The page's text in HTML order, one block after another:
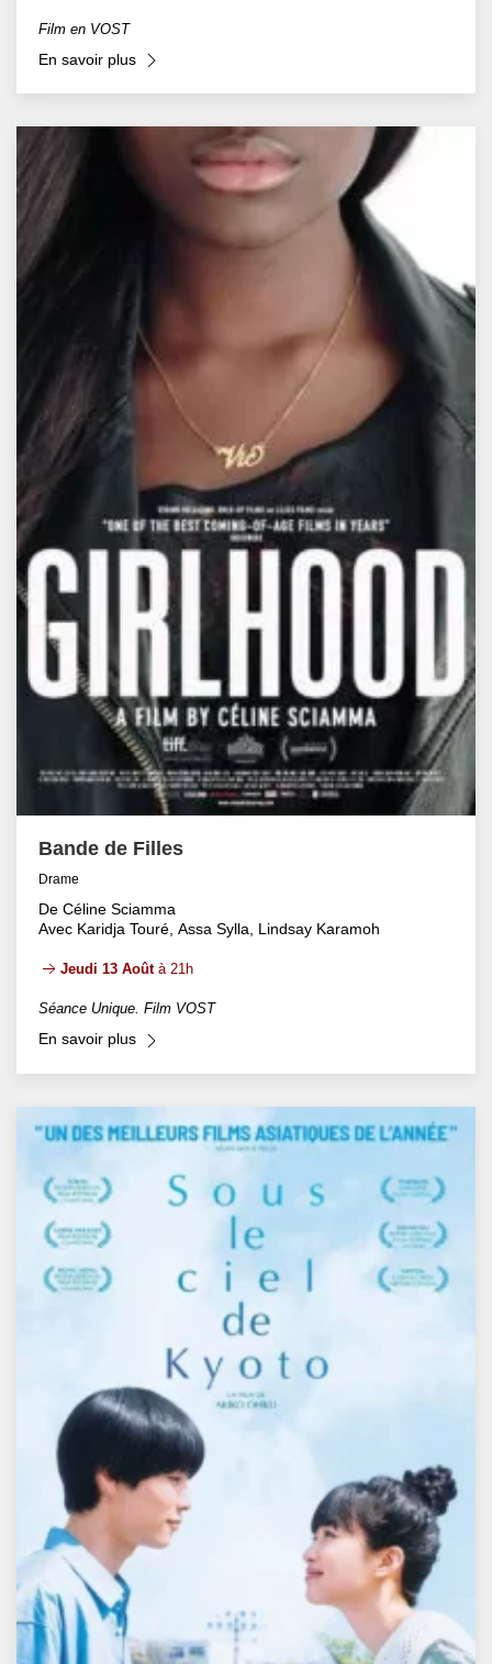
Film en VOST
En savoir plus
Bande de Filles
Drame
De Céline Sciamma
Avec Karidja Touré, Assa Sylla, Lindsay Karamoh
Jeudi 13 Aoûtà 21h
Séance Unique. Film VOST
En savoir plus